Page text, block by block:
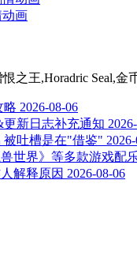
动画
之王,Horadric Seal,
略 2026-08-06
更新日志补充通知
被吐槽是在"借鉴"
世界》等多款游戏配
解释原因 2026-08-06